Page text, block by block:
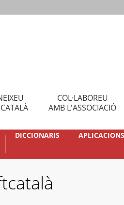
COL·LABOREU
AMB L'ASSOCIACIÓ
DICCIONARIS APLICACIONS